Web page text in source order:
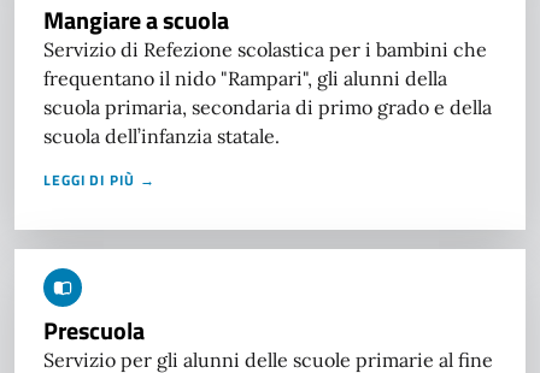
Mangiare a scuola
Servizio di Refezione scolastica per i bambini che
frequentano il nido "Rampari", gli alunni della
scuola primaria, secondaria di primo grado e della
scuola dell’infanzia statale.
LEGGI DI PIÙ →
Prescuola
Servizio per gli alunni delle scuole primarie al fine